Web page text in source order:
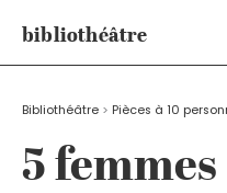
contenu
bibliothéâtre
Bibliothéâtre > Pièces à 10
5 femmes